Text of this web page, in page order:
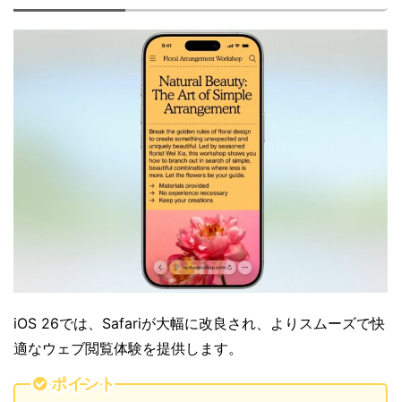
iOS 26では、Safariが大幅に改良され、よりスムーズで快
適なウェブ閲覧体験を提供します。
ポイント